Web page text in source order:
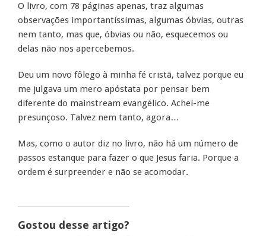
O livro, com 78 páginas apenas, traz algumas
observações importantíssimas, algumas óbvias, outras
nem tanto, mas que, óbvias ou não, esquecemos ou
delas não nos apercebemos.
Deu um novo fôlego à minha fé cristã, talvez porque eu
me julgava um mero apóstata por pensar bem
diferente do mainstream evangélico. Achei-me
presunçoso. Talvez nem tanto, agora…
Mas, como o autor diz no livro, não há um número de
passos estanque para fazer o que Jesus faria. Porque a
ordem é surpreender e não se acomodar.
Gostou desse artigo?